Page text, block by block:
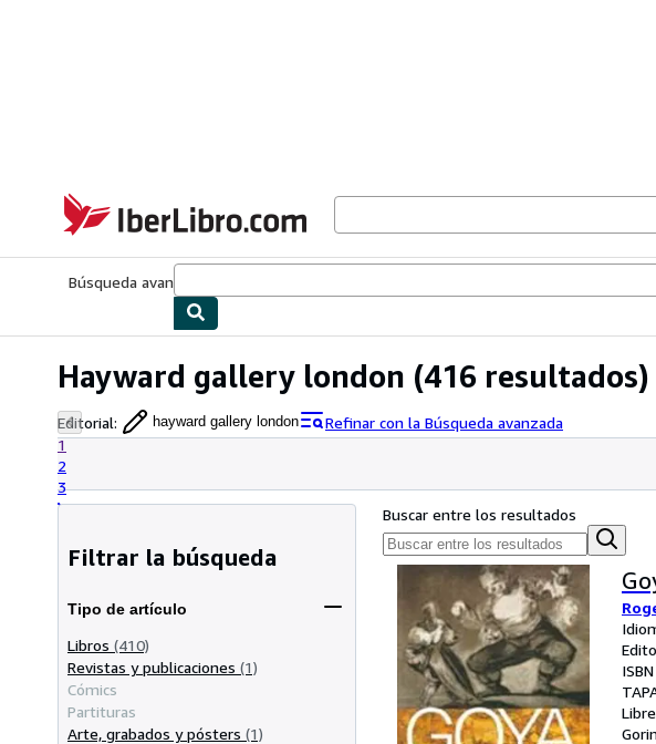
IberLibro.com
Búsqueda avanzada
Hayward gallery london (416 resultados)
Editorial: hayward gallery london
Refinar con la Búsqueda avanzada
1
2
3
Filtrar la búsqueda
Tipo de artículo
Libros (410)
Revistas y publicaciones (1)
Cómics
Partituras
Arte, grabados y pósters (1)
Buscar entre los resultados